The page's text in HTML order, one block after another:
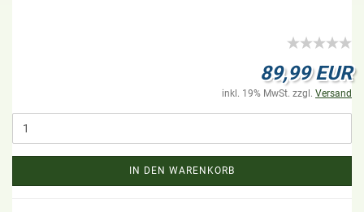
89,99 EUR
inkl. 19% MwSt. zzgl. Versand
IN DEN WARENKORB